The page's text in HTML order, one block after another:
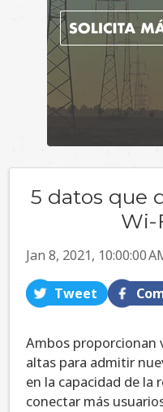
5 datos que
Wi-
Jan 8, 2021, 10:00:00
Tweet
Ambos proporcionan
altas para admitir
en la capacidad de la
conectar más